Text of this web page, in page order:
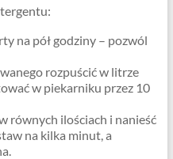
na pół godziny – pozwól
rozpuścić w litrze
w piekarniku przez 10
równych ilościach i nanieść
na kilka minut, a